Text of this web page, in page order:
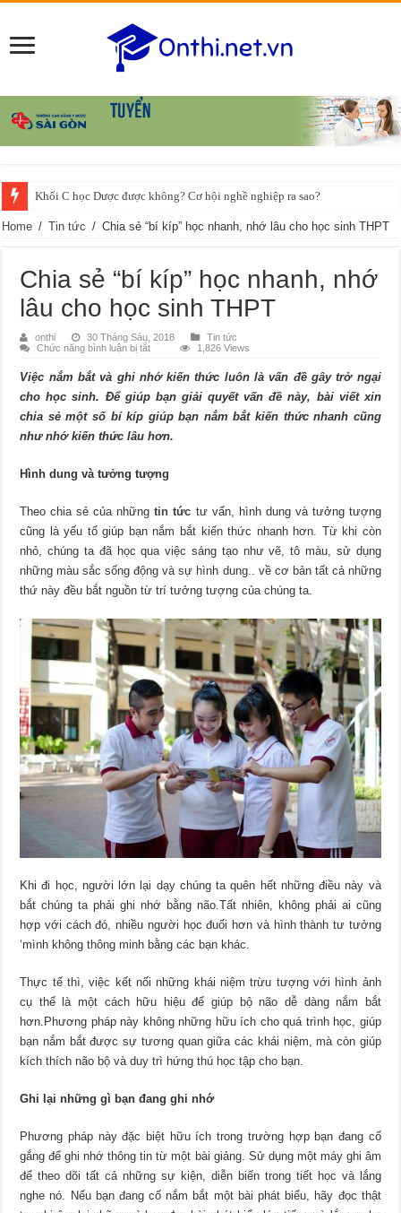
Khối C học Dược được không? Cơ hội nghề nghiệp ra sao?
Home / Tin tức / Chia sẻ “bí kíp” học nhanh, nhớ lâu cho học sinh THPT
Chia sẻ “bí kíp” học nhanh, nhớ
lâu cho học sinh THPT
onthi 30 Tháng Sáu, 2018
Tin tức
Chức năng bình luận bị tắtở
“bí
kíp”
học
nhanh,
nhớ
lâu
cho
THPT
1,826 Views
Việc nắm bắt và ghi nhớ kiến thức luôn là vấn đề gây trở ngại
cho học sinh. Để giúp bạn giải quyết vấn đề này, bài viết xin
chia sẻ một số bí kíp giúp bạn nắm bắt kiến thức nhanh cũng
như nhớ kiến thức lâu hơn.
Hình dung và tưởng tượng
Theo chia sẻ của nhữngtin tức tư vấn, hình dung và tưởng tượng
cũng là yếu tố giúp bạn nắm bắt kiến thức nhanh hơn. Từ khi còn
nhỏ, chúng ta đã học qua việc sáng tạo như vẽ, tô màu, sử dụng
những màu sắc sống động và sự hình dung.. về cơ bản tất cả những
thứ này đều bắt nguồn từ trí tưởng tượng của chúng ta.
Khi đi học, người lớn lại dạy chúng ta quên hết những điều này và
bắt chúng ta phải ghi nhớ bằng não.Tất nhiên, không phải ai cũng
hợp với cách đó, nhiều người học đuối hơn và hình thành tư tưởng
‘mình không thông minh bằng các bạn khác.
Thực tế thì, việc kết nối những khái niệm trừu tượng với hình ảnh
cụ thể là một cách hữu hiệu để giúp bộ não dễ dàng nắm bắt
hơn.Phương pháp này không những hữu ích cho quá trình học, giúp
bạn nắm bắt được sự tương quan giữa các khái niệm, mà còn giúp
kích thích não bộ và duy trì hứng thú học tập cho bạn.
Ghi lại những gì bạn đang ghi nhớ
Phương pháp này đặc biệt hữu ích trong trường hợp bạn đang cố
gắng để ghi nhớ thông tin từ một bài giảng. Sử dụng một máy ghi âm
để theo dõi tất cả những sự kiện, diễn biến trong tiết học và lắng
nghe nó. Nếu bạn đang cố nắm bắt một bài phát biểu, hãy đọc thật